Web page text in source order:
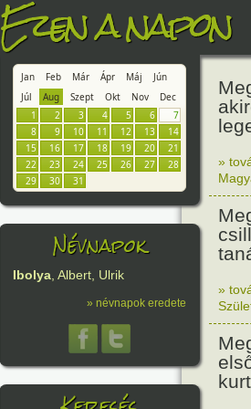
Ezen a napon
Jan Feb Már Ápr Máj
Jún
Júl
Aug Szept Okt Nov
Dec
1
2 3 4 5 6
7
8
9 10 11 12 13
14
15
16 17 18 19 20
21
22
23 24 25 26 27
28
29
30 31
Névnapok
Ibolya, Albert, Ulrik
» névnapok eredete
»
»